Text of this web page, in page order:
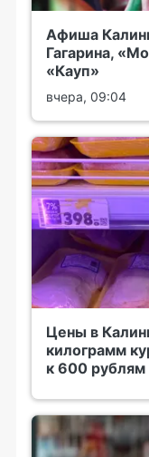
Афиша
Гагарина,
«Кауп»
вчера, 09:04
Цены в
килограмм
к 600 рублям